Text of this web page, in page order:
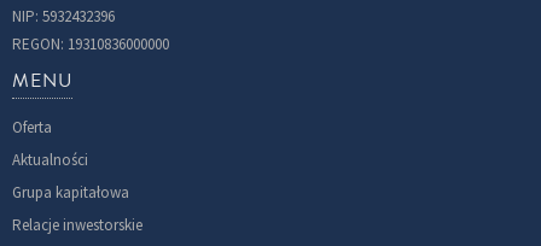
NIP: 5932432396
REGON: 19310836000000
MENU
Oferta
Aktualności
Grupa kapitałowa
Relacje inwestorskie